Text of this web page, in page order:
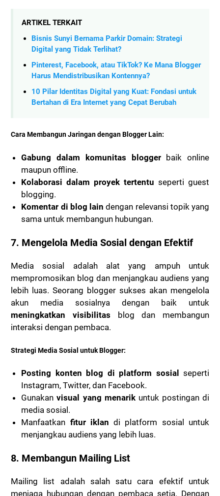
ARTIKEL TERKAIT
Bisnis Sunyi Bernama Parkir Domain: Strategi
Digital yang Tidak Terlihat?
Pinterest, Facebook, atau TikTok? Ke Mana Blogger
Harus Mendistribusikan Kontennya?
10 Pilar Identitas Digital yang Kuat: Fondasi untuk
Bertahan di Era Internet yang Cepat Berubah
Cara Membangun Jaringan dengan Blogger Lain:
Gabung dalam komunitas bloggerbaik online
maupun offline.
Kolaborasi dalam proyek tertentu seperti guest
blogging.
Komentar di blog lain dengan relevansi topik yang
sama untuk membangun hubungan.
7. Mengelola Media Sosial dengan Efektif
Media sosial adalah alat yang ampuh untuk
mempromosikan blog dan menjangkau audiens yang
lebih luas. Seorang blogger sukses akan mengelola
akun media sosialnya dengan baik untuk
meningkatkan visibilitas blog dan membangun
interaksi dengan pembaca.
Strategi Media Sosial untuk Blogger:
Posting konten blog di platform sosial
seperti
Instagram, Twitter, dan Facebook.
Gunakanvisual yang menarikuntuk postingan di
media sosial.
Manfaatkan fitur iklan di platform sosial untuk
menjangkau audiens yang lebih luas.
8. Membangun Mailing List
Mailing list adalah salah satu cara efektif untuk
menjaga hubungan dengan pembaca setia. Dengan